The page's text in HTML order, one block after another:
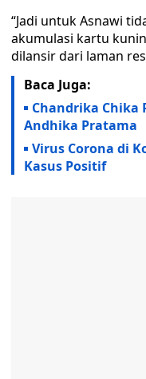
“Jadi untuk Asnawi
akumulasi kartu
dilansir dari laman
Baca Juga:
Chandrika Chika
Andhika Pratama
Virus Corona di
Kasus Positif